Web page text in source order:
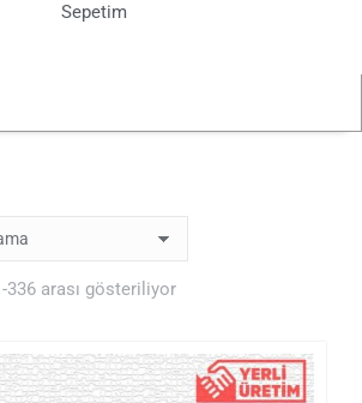
Sepetim
336 arası gösteriliyor